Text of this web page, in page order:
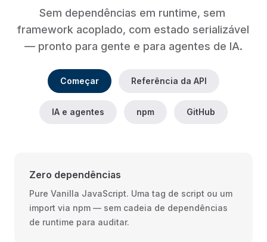
Sem dependências em runtime, sem
framework acoplado, com estado serializável
— pronto para gente e para agentes de IA.
Começar Referência da API
IA e agentes npm GitHub
Zero dependências
Pure Vanilla JavaScript. Uma tag de script ou um
import via npm — sem cadeia de dependências
de runtime para auditar.